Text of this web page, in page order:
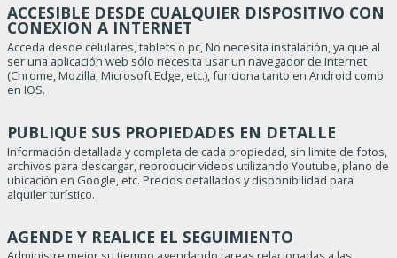
ACCESIBLE DESDE CUALQUIER DISPOSITIVO CON
CONEXION A INTERNET
Acceda desde celulares, tablets o pc, No necesita instalación, ya que al
ser una aplicación web sólo necesita usar un navegador de Internet
(Chrome, Mozilla, Microsoft Edge, etc.), funciona tanto en Android como
en IOS.
PUBLIQUE SUS PROPIEDADES EN DETALLE
Información detallada y completa de cada propiedad, sin limite de fotos,
archivos para descargar, reproducir videos utilizando Youtube, plano de
ubicación en Google, etc. Precios detallados y disponibilidad para
alquiler turístico.
AGENDE Y REALICE EL SEGUIMIENTO